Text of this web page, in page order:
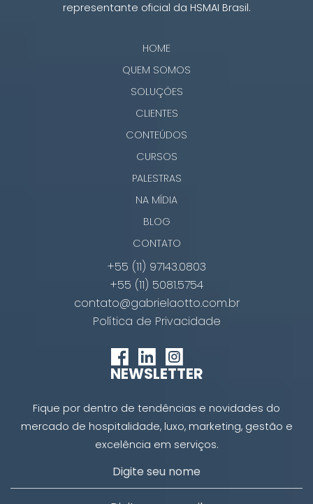
representante oficial da HSMAI Brasil.
HOME
QUEM SOMOS
SOLUÇÕES
CLIENTES
CONTEÚDOS
CURSOS
PALESTRAS
NA MÍDIA
BLOG
CONTATO
+55 (11) 97143.0803
+55 (11) 5081.5754
contato@gabrielaotto.com.br
Política de Privacidade
NEWSLETTER
Fique por dentro de tendências e novidades do
mercado de hospitalidade, luxo, marketing, gestão e
excelência em serviços.